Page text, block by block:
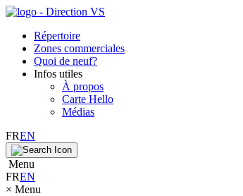
Répertoire
Zones commerciales
Quoi de neuf?
Infos utiles
À propos
Carte Hello
Médias
FREN
Menu
FREN
× Menu